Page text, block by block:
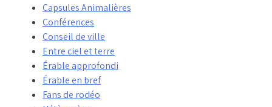
Capsules Animalières
Conférences
Conseil de ville
Entre ciel et terre
Érable approfondi
Érable en bref
Fans de rodéo